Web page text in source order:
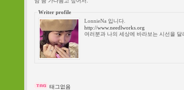
Writer profile
LonnieNa 입니다.
http://www.needlworks.org
여러분과 나의 세상에 바라보는 시선을 달
태그없음